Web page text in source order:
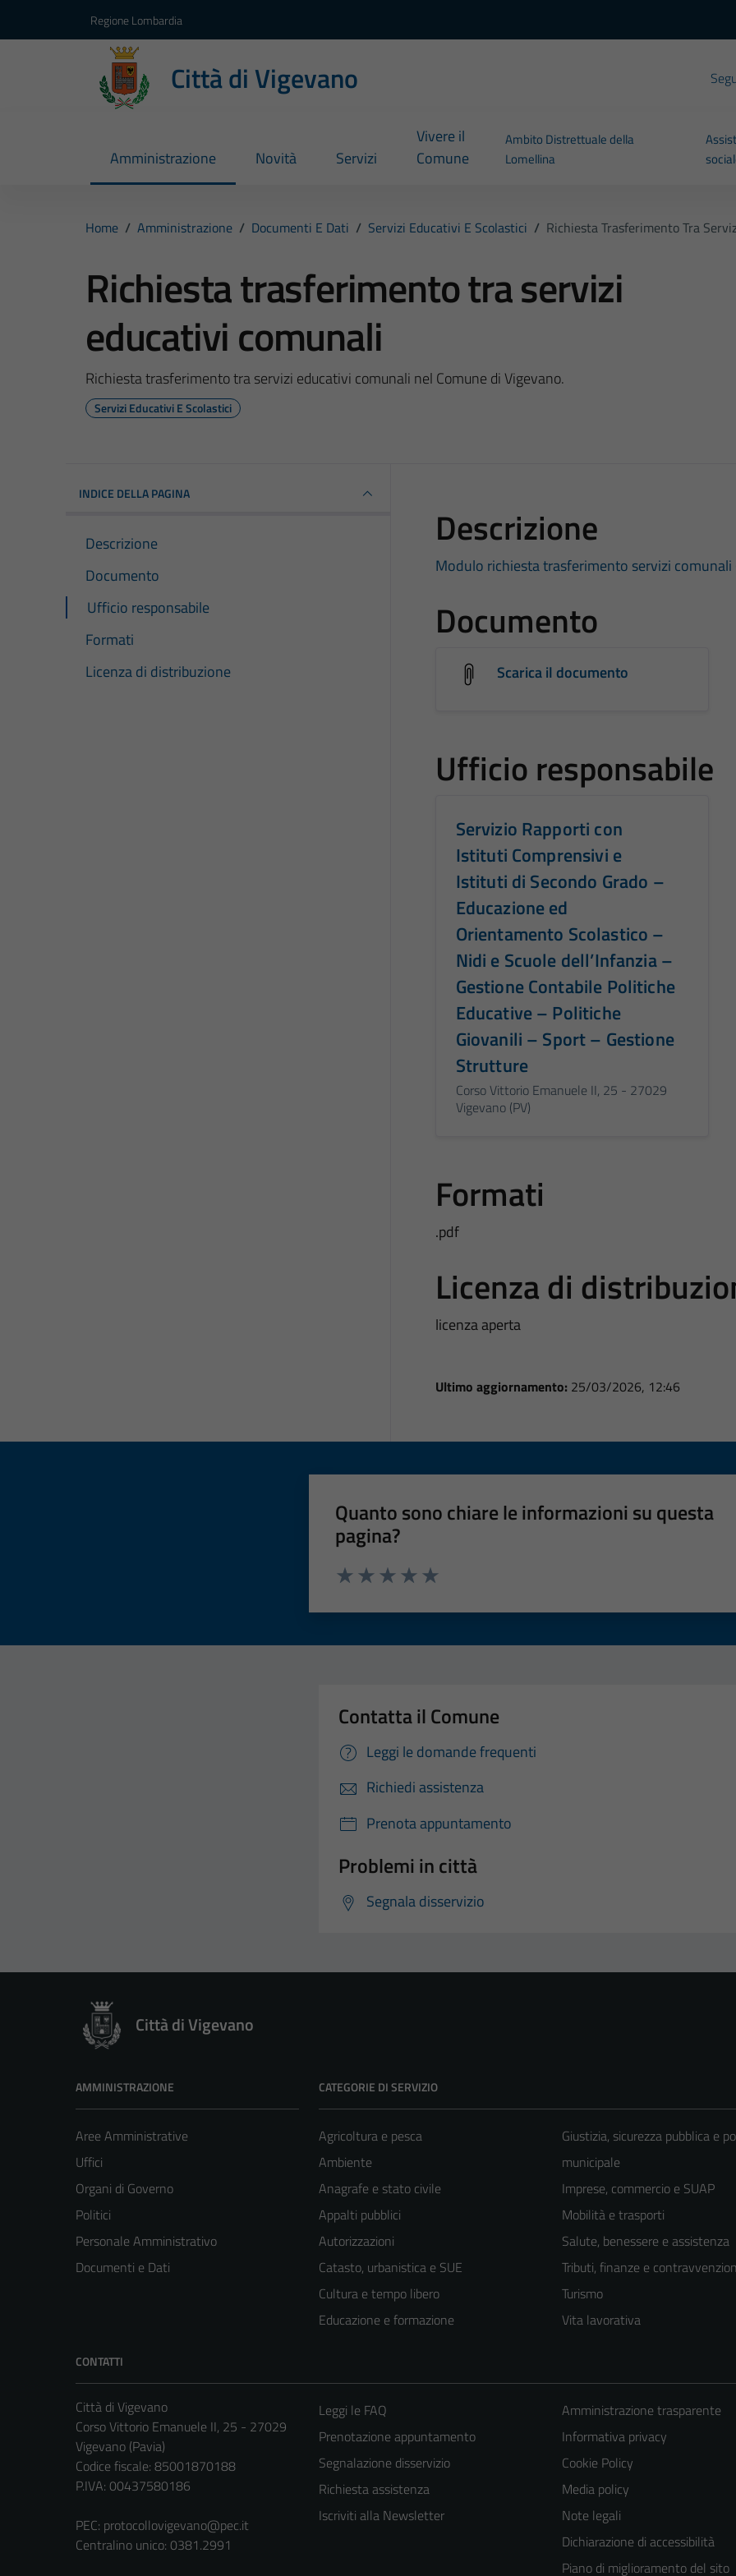
Regione Lombardia
Città di Vigevano
Amministrazione Novità Servizi
Vivere il
Comune
Ambito Distrettuale della
Lomellina
Home / Amministrazione / Documenti E Dati / Servizi Educativi E Scolastici / Richiesta Trasferimento Tra
Richiesta trasferimento tra servizi
educativi comunali
Richiesta trasferimento tra servizi educativi comunali nel Comune di Vigevano.
Servizi Educativi E Scolastici
INDICE DELLA PAGINA
Descrizione
Documento
Ufficio responsabile
Formati
Licenza di distribuzione
Descrizione
Modulo richiesta trasferimento servizi comunali
Documento
Scarica il documento
Ufficio responsabile
Servizio Rapporti con
Istituti Comprensivi e
Istituti di Secondo Grado –
Educazione ed
Orientamento Scolastico –
Nidi e Scuole dell’Infanzia –
Gestione Contabile Politiche
Educative – Politiche
Giovanili – Sport – Gestione
Strutture
Corso Vittorio Emanuele II, 25 - 27029
Vigevano (PV)
Formati
.pdf
Licenza di
licenza aperta
Ultimo aggiornamento: 25/03/2026, 12:46
Quanto sono chiare le informazioni su questa
pagina?
Contatta il Comune
Leggi le domande frequenti
Richiedi assistenza
Prenota appuntamento
Problemi in città
Segnala disservizio
Città di Vigevano
AMMINISTRAZIONE
Aree Amministrative
Uffici
Organi di Governo
Politici
Personale Amministrativo
Documenti e Dati
CATEGORIE DI SERVIZIO
Agricoltura e pesca
Ambiente
Anagrafe e stato civile
Appalti pubblici
Autorizzazioni
Catasto, urbanistica e SUE
Cultura e tempo libero
Educazione e formazione
Giustizia, sicurezza pubblica e
municipale
Imprese, commercio e SUAP
Mobilità e trasporti
Salute, benessere e assistenza
Tributi, finanze e
Turismo
Vita lavorativa
CONTATTI
Città di Vigevano
Corso Vittorio Emanuele II, 25 - 27029
Vigevano (Pavia)
Codice fiscale: 85001870188
P.IVA: 00437580186
PEC: protocollovigevano@pec.it
Centralino unico: 0381.2991
Leggi le FAQ
Prenotazione appuntamento
Segnalazione disservizio
Richiesta assistenza
Iscriviti alla Newsletter
Amministrazione trasparente
Informativa privacy
Cookie Policy
Media policy
Note legali
Dichiarazione di accessibilità
Piano di miglioramento del sito